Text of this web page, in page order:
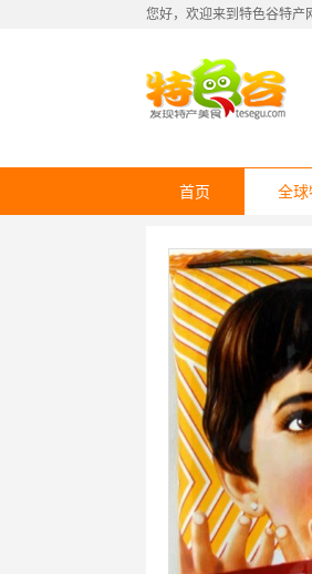
您好，欢迎来到特色谷特产
首页 全球